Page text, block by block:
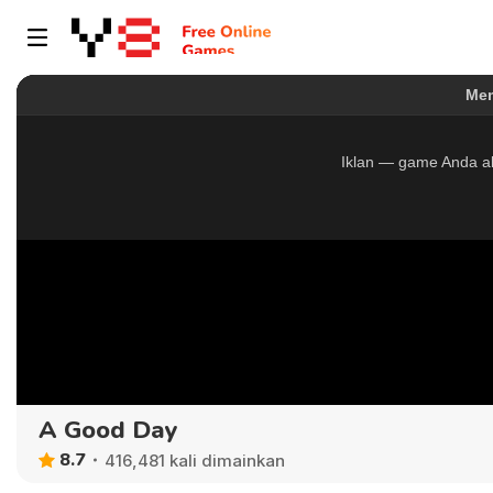
A Good Day
8.7 416,481 kali dimainkan